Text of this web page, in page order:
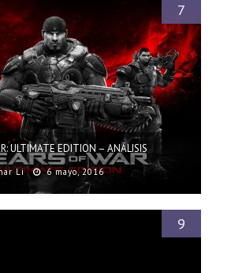
ULTIMATE EDITION – ANÁLISIS
Li 6 mayo, 2016
7
9